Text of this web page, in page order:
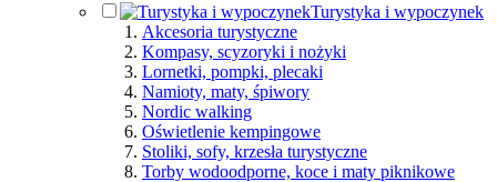
Turystyka i wypoczynek
Akcesoria turystyczne
Kompasy, scyzoryki i nożyki
Lornetki, pompki, plecaki
Namioty, maty, śpiwory
Nordic walking
Oświetlenie kempingowe
Stoliki, sofy, krzesła turystyczne
Torby wodoodporne, koce i maty piknikowe